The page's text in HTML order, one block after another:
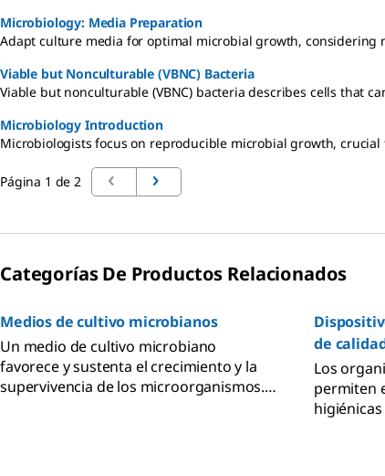
Microbiology: Media Preparation
Adapt culture media for optimal microbial growth,
Viable but Nonculturable (VBNC) Bacteria
Viable but nonculturable (VBNC) bacteria describes cells that
Microbiology Introduction
Microbiologists focus on reproducible microbial growth,
Página 1 de 2
Categorías De Productos Relacionados
Medios de cultivo microbianos
Un medio de cultivo microbiano
favorece y sustenta el crecimiento y la
supervivencia de los microorganismos.
de
Los
permiten